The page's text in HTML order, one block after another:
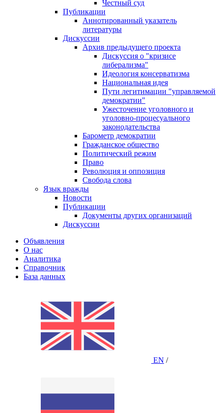
Честный суд
Публикации
Аннотированный указатель
литературы
Дискуссии
Архив предыдущего проекта
Дискуссия о "кризисе
либерализма"
Идеология консерватизма
Национальная идея
Пути легитимации "управляемой
демократии"
Ужесточение уголовного и
уголовно-процесуального
законодательства
Барометр демократии
Гражданское общество
Политический режим
Право
Революция и оппозиция
Свобода слова
Язык вражды
Новости
Публикации
Документы других организаций
Дискуссии
Объявления
О нас
Аналитика
Справочник
База данных
EN /